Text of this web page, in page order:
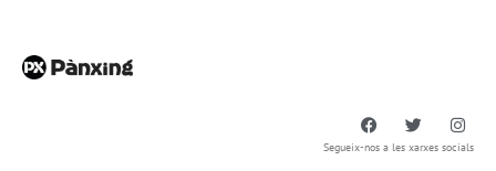
Segueix-nos a les xarxes socials